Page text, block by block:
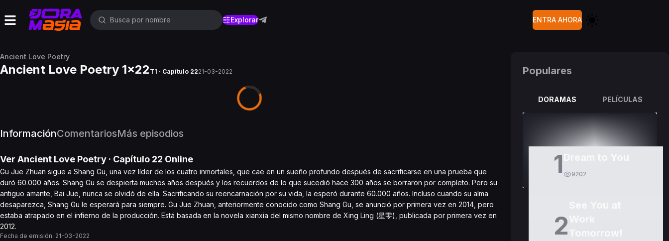
Explorar ENTRA AHORA
Ancient Love Poetry
Ancient Love Poetry 1x22 T1 · Capítulo 2221-03-2022
InformaciónComentariosMás episodios
Ver Ancient Love Poetry · Capítulo 22 Online
Gu Jue Zhuan sigue a Shang Gu, una vez líder de los cuatro inmortales, que cae en un sueño profundo después de sacrificarse en una prueba que
duró 60.000 años. Shang Gu se despierta muchos años después y los recuerdos de lo que sucedió hace 300 años se borraron por completo. Pero su
antiguo amante, Bai Jue, nunca se olvidó de ella. Sacrificando su reencarnación por su vida, la esperó durante 60.000 años. Incluso cuando su alma
desaparezca, Shang Gu le esperará para siempre. Gu Jue Zhuan, anteriormente conocido como Shang Gu, se anunció por primera vez en 2014, pero
estaba atrapado en el infierno de la producción. Está basada en la novela xianxia del mismo nombre de Xing Ling (星零), publicada por primera vez en
2012.
Fecha de emisión: 21-03-2022
Populares
DORAMAS PELÍCULAS
1 9202
2